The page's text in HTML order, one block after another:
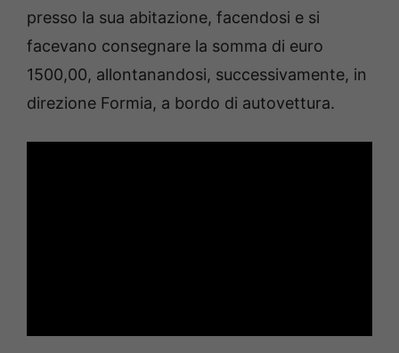
presso la sua abitazione, facendosi e si
facevano consegnare la somma di euro
1500,00, allontanandosi, successivamente, in
direzione Formia, a bordo di autovettura.